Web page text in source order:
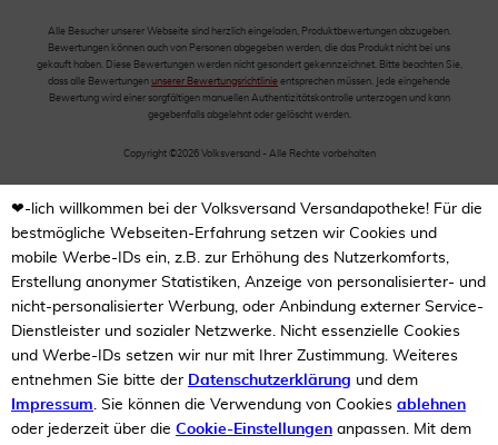
Alle Besucher unserer Webseite sind herzlich eingeladen, Produktbewertungen abzugeben.
Bewertungen können auch von Personen abgegeben werden, die das Produkt nicht bei uns
gekauft haben. Diese Bewertungen werden nicht gesondert gekennzeichnet. Bitte beachten Sie,
dass alle Bewertungen unserer Bewertungsrichtlinie entsprechen müssen. Jede eingehende
Bewertung wird einer sorgfältigen manuellen Authentizitätskontrolle unterzogen und kann
gegebenfalls abgelehnt oder gelöscht werden.
Copyright ©2026 Volksversand - Alle Rechte vorbehalten
❤-lich willkommen bei der Volksversand Versandapotheke! Für die
bestmögliche Webseiten-Erfahrung setzen wir Cookies und
mobile Werbe-IDs ein, z.B. zur Erhöhung des Nutzerkomforts,
Erstellung anonymer Statistiken, Anzeige von personalisierter- und
nicht-personalisierter Werbung, oder Anbindung externer Service-
Dienstleister und sozialer Netzwerke. Nicht essenzielle Cookies
und Werbe-IDs setzen wir nur mit Ihrer Zustimmung. Weiteres
entnehmen Sie bitte der Datenschutzerklärung und dem
Impressum. Sie können die Verwendung von Cookies ablehnen
oder jederzeit über die Cookie-Einstellungen anpassen. Mit dem